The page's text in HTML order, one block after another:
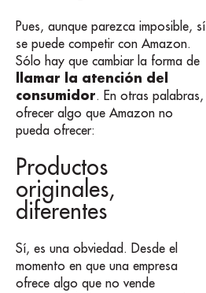
Pues, aunque parezca imposible, sí
se puede competir con Amazon.
Sólo hay que cambiar la forma de
llamar la atención del
consumidor. En otras palabras,
ofrecer algo que Amazon no
pueda ofrecer:
Productos
originales,
diferentes
Sí, es una obviedad. Desde el
momento en que una empresa
ofrece algo que no vende